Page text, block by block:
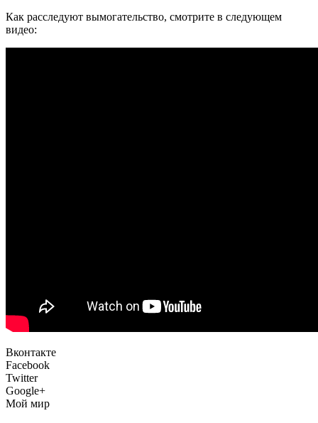
Как расследуют вымогательство, смотрите в следующем
видео:
Вконтакте
Facebook
Twitter
Google+
Мой мир